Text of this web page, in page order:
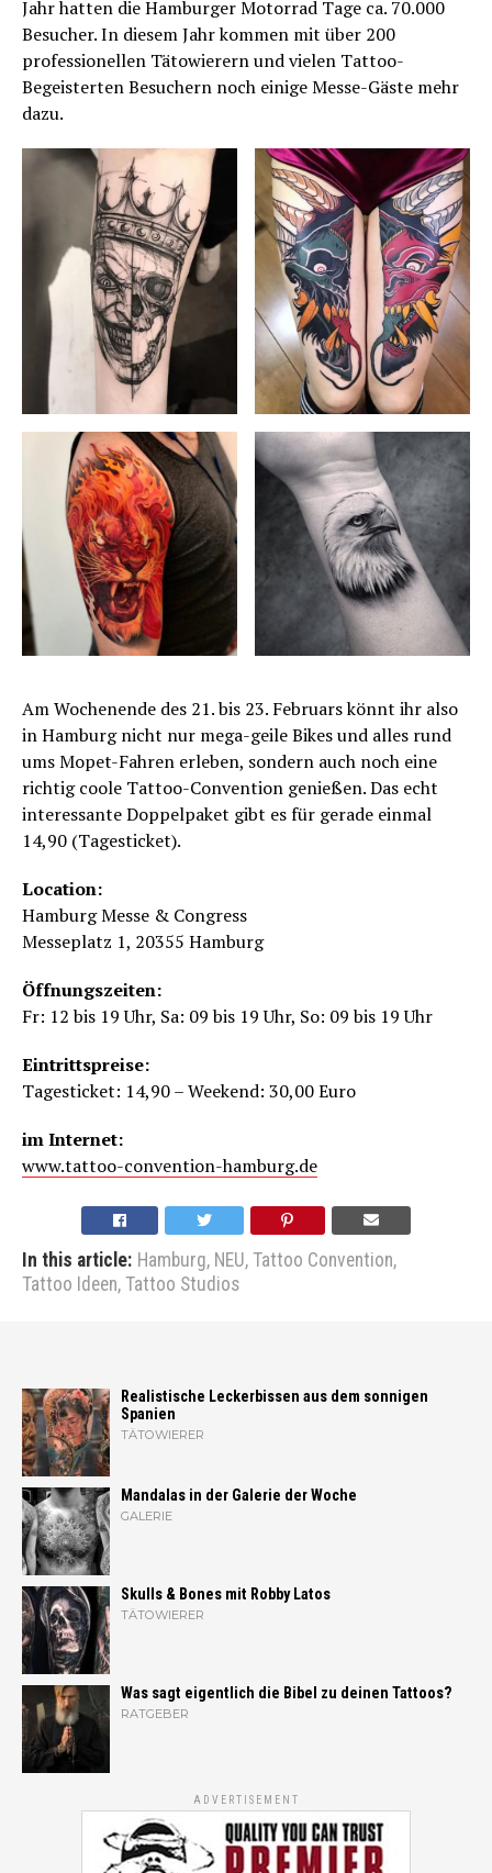
Jahr hatten die Hamburger Motorrad Tage ca. 70.000
Besucher. In diesem Jahr kommen mit über 200
professionellen Tätowierern und vielen Tattoo-
Begeisterten Besuchern noch einige Messe-Gäste mehr
dazu.
Am Wochenende des 21. bis 23. Februars könnt ihr also
in Hamburg nicht nur mega-geile Bikes und alles rund
ums Mopet-Fahren erleben, sondern auch noch eine
richtig coole Tattoo-Convention genießen. Das echt
interessante Doppelpaket gibt es für gerade einmal
14,90 (Tagesticket).
Location:
Hamburg Messe & Congress
Messeplatz 1, 20355 Hamburg
Öffnungszeiten:
Fr: 12 bis 19 Uhr, Sa: 09 bis 19 Uhr, So: 09 bis 19 Uhr
Eintrittspreise:
Tagesticket: 14,90 – Weekend: 30,00 Euro
im Internet:
www.tattoo-convention-hamburg.de
In this article: Hamburg, NEU, Tattoo Convention,
Tattoo Ideen, Tattoo Studios
Realistische Leckerbissen aus dem sonnigen
Spanien
TÄTOWIERER
Mandalas in der Galerie der Woche
GALERIE
Skulls & Bones mit Robby Latos
TÄTOWIERER
Was sagt eigentlich die Bibel zu deinen Tattoos?
RATGEBER
ADVERTISEMENT